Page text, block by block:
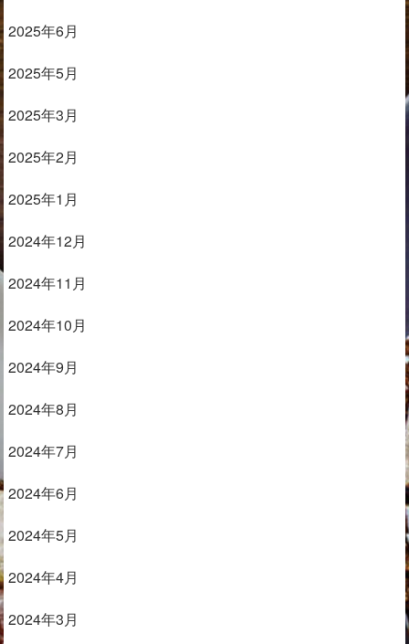
2025年6月
2025年5月
2025年3月
2025年2月
2025年1月
2024年12月
2024年11月
2024年10月
2024年9月
2024年8月
2024年7月
2024年6月
2024年5月
2024年4月
2024年3月